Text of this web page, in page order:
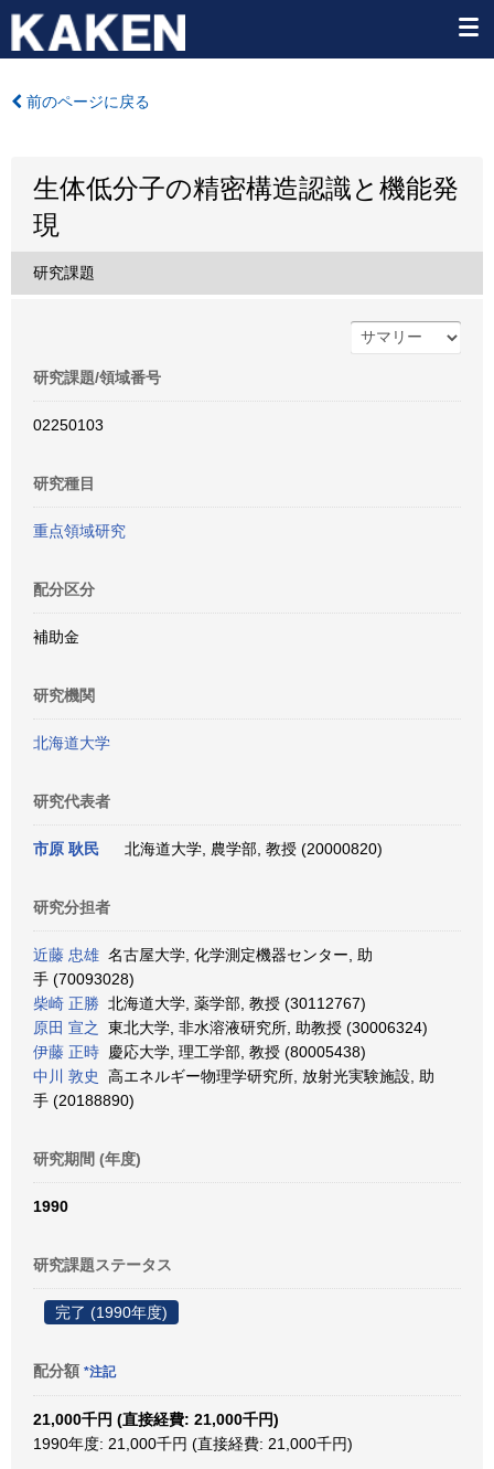
前のページに戻る
生体低分子の精密構造認識と機能発
現
研究課題
研究課題/領域番号
02250103
研究種目
重点領域研究
配分区分
補助金
研究機関
北海道大学
研究代表者
市原 耿民 北海道大学, 農学部, 教授 (20000820)
研究分担者
近藤 忠雄 名古屋大学, 化学測定機器センター, 助
手 (70093028)
柴崎 正勝 北海道大学, 薬学部, 教授 (30112767)
原田 宣之
東北大学, 非水溶液研究所, 助教授 (30006324)
伊藤 正時 慶応大学, 理工学部, 教授 (80005438)
中川 敦史
高エネルギー物理学研究所, 放射光実験施設, 助
手 (20188890)
研究期間 (年度)
1990
研究課題ステータス
完了 (1990年度)
配分額 *注記
21,000千円 (直接経費: 21,000千円)
1990年度: 21,000千円 (直接経費: 21,000千円)